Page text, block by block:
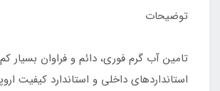
توضیحات
تامین آب گرم فوری، دائم و فراوان بسیار